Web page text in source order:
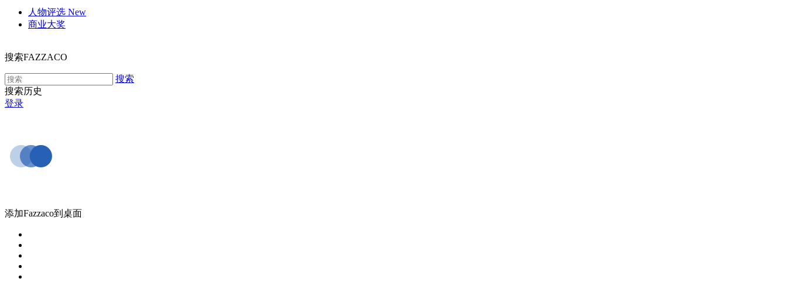
人物评选 New
商业大奖
搜索FAZZACO
搜索
搜索历史
登录
添加Fazzaco到桌面